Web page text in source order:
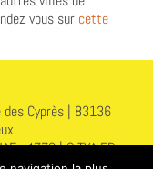
vous sur cette
Cyprès | 83136
: 4778 | C TVA FR :